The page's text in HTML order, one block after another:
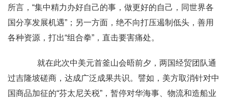
所言，“集中精力办好自己的事，做更好的自己，同世界各
国分享发展机遇”；另一方面，绝不向打压遏制低头，善用
各种资源，打出“组合拳”，直击要害痛处。
就在此次中美元首釜山会晤前夕，两国经贸团队通
过吉隆坡磋商，达成广泛成果共识。譬如，美方取消针对中
国商品加征的“芬太尼关税”，暂停对华海事、物流和造船业